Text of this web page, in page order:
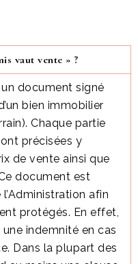
vaut vente » ?
document signé
bien immobilier
Chaque partie
précisées y
de vente ainsi que
document est
afin
protégés. En effet,
indemnité en cas
Dans la plupart des